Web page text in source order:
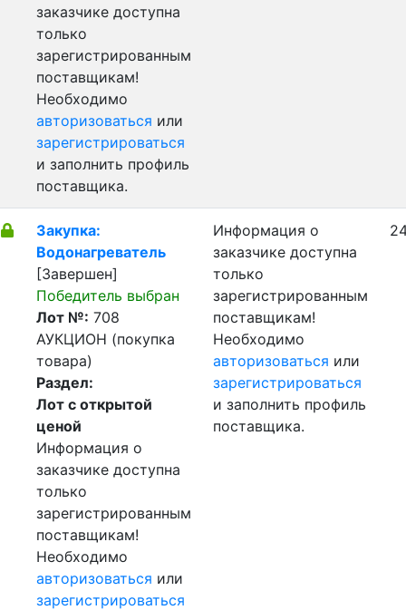
заказчике доступна
только
зарегистрированным
поставщикам!
Необходимо
авторизоваться или
зарегистрироваться
и заполнить профиль
поставщика.
Закупка:
Водонагреватель
[Завершен]
Победитель выбран
Лот №: 708
АУКЦИОН (покупка
товара)
Раздел:
Лот с открытой
ценой
Информация о
заказчике доступна
только
зарегистрированным
поставщикам!
Необходимо
авторизоваться или
зарегистрироваться
Информация о
заказчике доступна
только
зарегистрированным
поставщикам!
Необходимо
авторизоваться или
зарегистрироваться
и заполнить профиль
поставщика.